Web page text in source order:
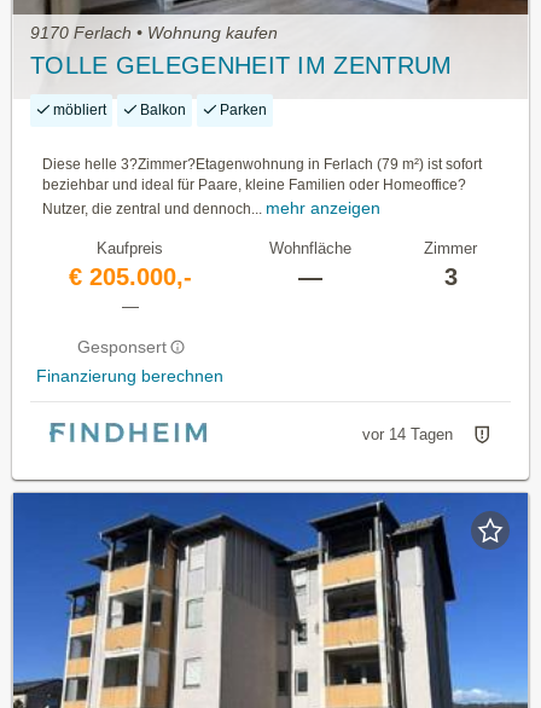
9170 Ferlach • Wohnung kaufen
TOLLE GELEGENHEIT IM ZENTRUM
möbliert Balkon Parken
Diese helle 3?Zimmer?Etagenwohnung in Ferlach (79 m²) ist sofort
beziehbar und ideal für Paare, kleine Familien oder Homeoffice?
Nutzer, die zentral und dennoch... mehr anzeigen
Kaufpreis
€ 205.000,-
—
Gesponsert
Finanzierung berechnen
Wohnfläche
—
Zimmer
3
vor 14 Tagen